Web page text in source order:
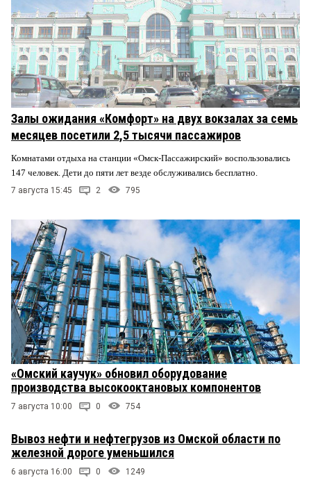
Залы ожидания «Комфорт» на двух вокзалах за семь
месяцев посетили 2,5 тысячи пассажиров
Комнатами отдыха на станции «Омск-Пассажирский» воспользовались
147 человек. Дети до пяти лет везде обслуживались бесплатно.
7 августа 15:45 2 795
«Омский каучук» обновил оборудование
производства высокооктановых компонентов
7 августа 10:00 0 754
Вывоз нефти и нефтегрузов из Омской области по
железной дороге уменьшился
6 августа 16:00 0 1249